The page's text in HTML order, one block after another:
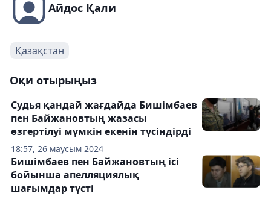
Айдос Қали
Қазақстан
Оқи отырыңыз
18:57, 26 маусым 2024
Судья қандай жағдайда Бишімбаев
пен Байжановтың жазасы
өзгертілуі мүмкін екенін түсіндірді
Бишімбаев пен Байжановтың ісі
бойынша апелляциялық
шағымдар түсті